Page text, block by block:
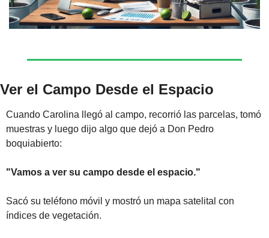
Ver el Campo Desde el Espacio
Cuando Carolina llegó al campo, recorrió las parcelas, tomó
muestras y luego dijo algo que dejó a Don Pedro
boquiabierto:
"Vamos a ver su campo desde el espacio."
Sacó su teléfono móvil y mostró un mapa satelital con
índices de vegetación.